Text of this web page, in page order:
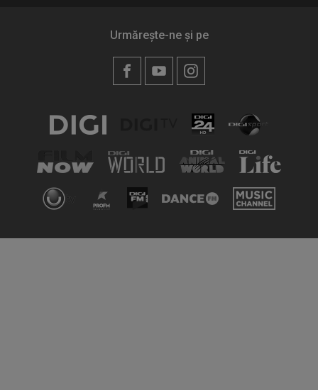
Urmărește-ne și pe